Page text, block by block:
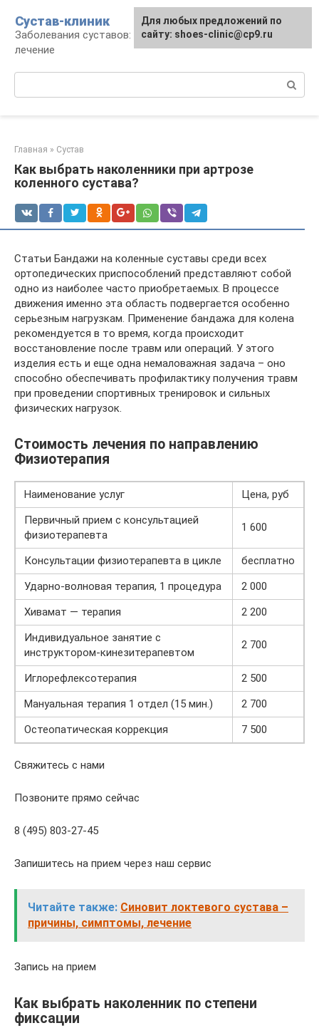
контенту
Сустав-клиник
Заболевания суставов: профилактика и
лечение
Главная » Сустав
Как выбрать наколенники при артрозе
коленного сустава?
Статьи Бандажи на коленные суставы среди всех
ортопедических приспособлений представляют собой
одно из наиболее часто приобретаемых. В процессе
движения именно эта область подвергается особенно
серьезным нагрузкам. Применение бандажа для колена
рекомендуется в то время, когда происходит
восстановление после травм или операций. У этого
изделия есть и еще одна немаловажная задача – оно
способно обеспечивать профилактику получения травм
при проведении спортивных тренировок и сильных
физических нагрузок.
Стоимость лечения по направлению
Физиотерапия
Наименование услуг
Цена, руб
Первичный прием с консультацией
физиотерапевта
1 600
Консультации физиотерапевта в цикле
бесплатно
Ударно-волновая терапия, 1 процедура
2 000
Хивамат — терапия
2 200
Индивидуальное занятие с
инструктором-кинезитерапевтом
2 700
Иглорефлексотерапия
2 500
Мануальная терапия 1 отдел (15 мин.)
2 700
Остеопатическая коррекция
7 500
Свяжитесь с нами
Позвоните прямо сейчас
8 (495) 803-27-45
Запишитесь на прием через наш сервис
Читайте также: Синовит локтевого сустава –
причины, симптомы, лечение
Запись на прием
Как выбрать наколенник по степени
фиксации
Для любых предложений по
сайту: shoes-clinic@cp9.ru